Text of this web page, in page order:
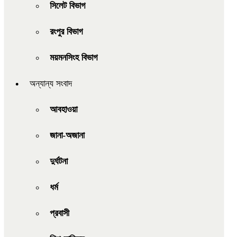
সিলেট বিভাগ
রংপুর বিভাগ
ময়মনসিংহ বিভাগ
অন্যান্য সংবাদ
আবহাওয়া
জানা-অজানা
দুর্ঘটনা
ধর্ম
প্রবাসী